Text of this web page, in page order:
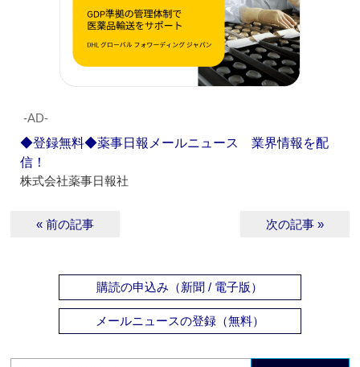
‐AD‐
◆登録無料◆薬事日報メールニュース 業界情報を配
信！
株式会社薬事日報社
« 前の記事 次の記事 »
購読の申込み（新聞 / 電子版）
メールニュースの登録（無料）